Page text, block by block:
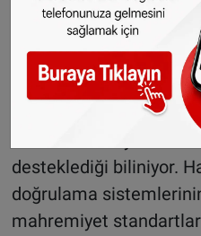
Bu çerçevede,
bir kurulun yıl sonuna
Ursula von der Leyen’e
sunması bekleniyor.
sınırlamasına yönelik
desteklediği biliniyor.
doğrulama
mahremiyet